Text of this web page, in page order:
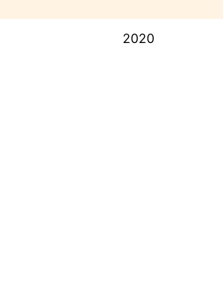
2020